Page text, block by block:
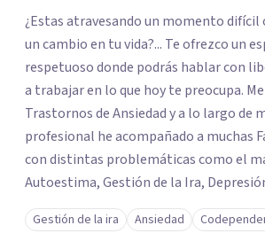
¿Estas atravesando un momento difícil
un cambio en tu vida?... Te ofrezco un
respetuoso donde podrás hablar con
a trabajar en lo que hoy te preocupa. Me especializo en
Trastornos de Ansiedad y a lo largo de
profesional he acompañado a muchas
con distintas problemáticas como el
Autoestima, Gestión de la Ira,
Crianza, Codependencia, Celos, entre
más de 12 años de experiencia en el
Gestión de la ira Ansiedad